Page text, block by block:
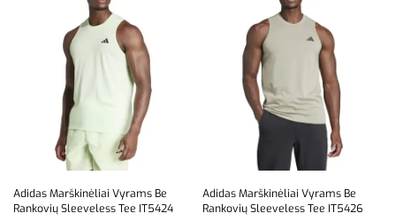
Adidas Marškinėliai Vyrams Be
Rankovių Sleeveless Tee IT5424
Adidas Marškinėliai Vyrams Be
Rankovių Sleeveless Tee IT5426